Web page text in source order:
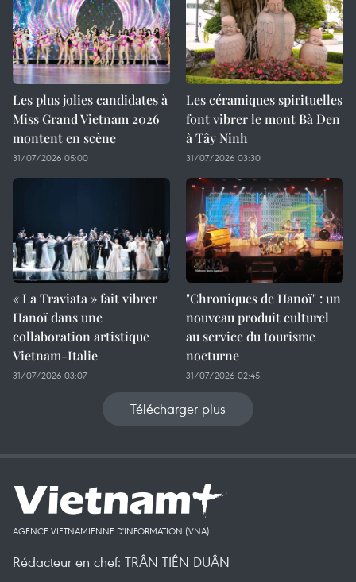
Les plus jolies candidates à
Miss Grand Vietnam 2026
montent en scène
31/07/2026 05:00
Les céramiques spirituelles
font vibrer le mont Bà Den
à Tây Ninh
31/07/2026 03:30
« La Traviata » fait vibrer
Hanoï dans une
collaboration artistique
Vietnam-Italie
31/07/2026 03:07
"Chroniques de Hanoï" : un
nouveau produit culturel
au service du tourisme
nocturne
31/07/2026 02:45
Télécharger plus
AGENCE VIETNAMIENNE D'INFORMATION (VNA)
Rédacteur en chef: TRÂN TIÊN DUÂN